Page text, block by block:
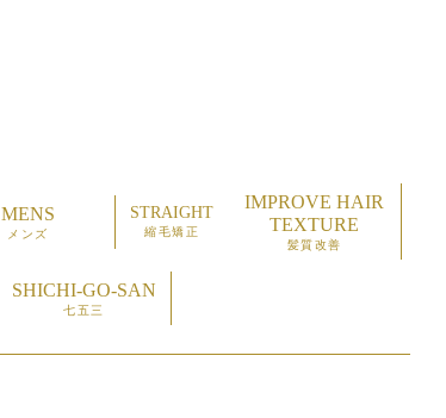
MENS
メンズ
STRAIGHT
縮毛矯正
IMPROVE HAIR
TEXTURE
髪質改善
SHICHI-GO-SAN
七五三